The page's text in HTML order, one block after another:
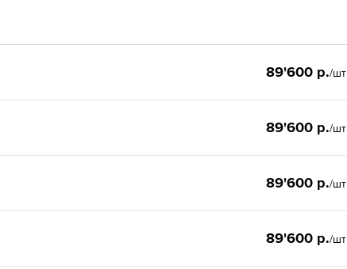
89'600 р./шт
89'600 р./шт
89'600 р./шт
89'600 р./шт